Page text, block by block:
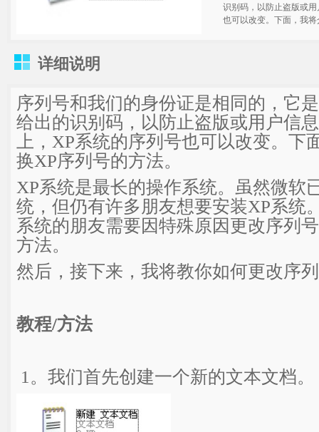
识别码，以防止盗版或
也可以改变。下面，我
详细说明
序列号和我们的身份证是相同的，它
给出的识别码，以防止盗版或用户信
上，XP系统的序列号也可以改变。下
换XP序列号的方法。
XP系统是最长的操作系统。虽然微软
统，但仍有许多朋友想要安装XP系统
系统的朋友需要因特殊原因更改序列
方法。
然后，接下来，我将教你如何更改序
教程/方法
1。我们首先创建一个新的文本文档。